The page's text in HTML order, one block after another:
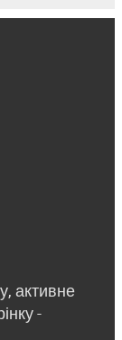
активне
-